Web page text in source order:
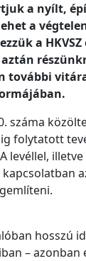
a nyílt,
a
a
további
száma
folytatott
levéllel,
hosszú
– azonban